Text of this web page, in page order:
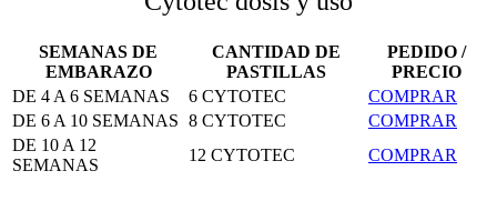
SEMANAS DE
EMBARAZO
CANTIDAD DE
PASTILLAS
PEDIDO /
PRECIO
DE 4 A 6 SEMANAS
6 CYTOTEC
COMPRAR
DE 6 A 10 SEMANAS 8 CYTOTEC
COMPRAR
DE 10 A 12
SEMANAS
12 CYTOTEC COMPRAR